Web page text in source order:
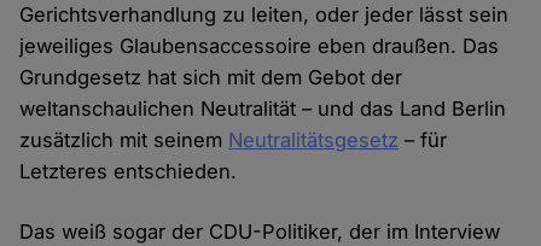
Gerichtsverhandlung zu leiten, oder jeder lässt sein
jeweiliges Glaubensaccessoire eben draußen. Das
Grundgesetz hat sich mit dem Gebot der
weltanschaulichen Neutralität – und das Land Berlin
zusätzlich mit seinem Neutralitätsgesetz – für
Letzteres entschieden.
Das weiß sogar der CDU-Politiker, der im Interview